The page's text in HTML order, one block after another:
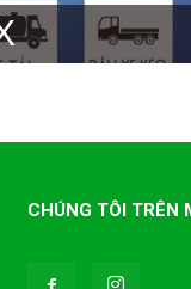
CHÚNG TÔI TRÊN